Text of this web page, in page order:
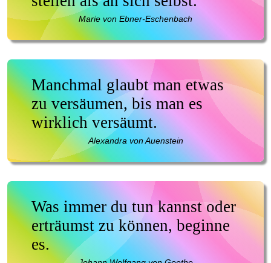
Marie von Ebner-Eschenbach
Manchmal glaubt man etwas
zu versäumen, bis man es
wirklich versäumt.
Alexandra von Auenstein
Was immer du tun kannst oder
erträumst zu können, beginne
es.